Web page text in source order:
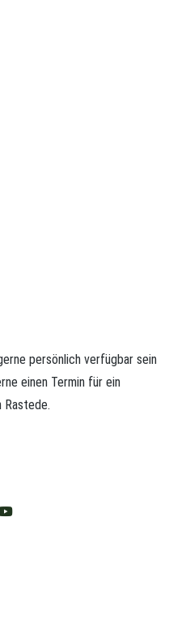
persönlich verfügbar sein
einen Termin für ein
Rastede.